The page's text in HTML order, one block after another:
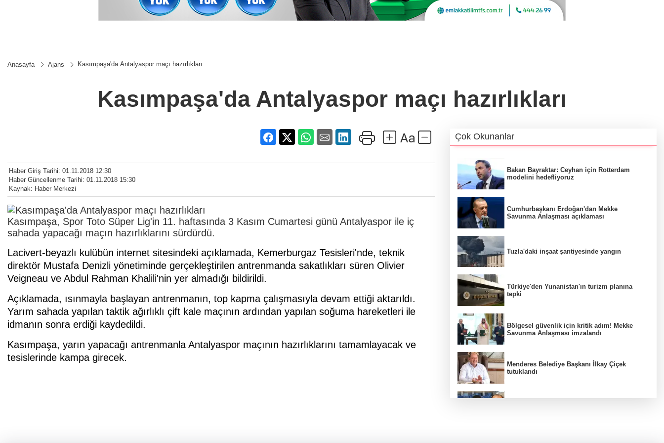
Anasayfa Ajans Kasımpaşa'da Antalyaspor maçı hazırlıkları
Kasımpaşa'da Antalyaspor maçı hazırlıkları
Haber Giriş Tarihi: 01.11.2018 12:30
Haber Güncellenme Tarihi: 01.11.2018 15:30
Kaynak: Haber Merkezi
Kasımpaşa, Spor Toto Süper Lig'in 11. haftasında 3 Kasım Cumartesi günü Antalyaspor ile iç
sahada yapacağı maçın hazırlıklarını sürdürdü.
Lacivert-beyazlı kulübün internet sitesindeki açıklamada, Kemerburgaz Tesisleri'nde, teknik
direktör Mustafa Denizli yönetiminde gerçekleştirilen antrenmanda sakatlıkları süren Olivier
Veigneau ve Abdul Rahman Khalili'nin yer almadığı bildirildi.
Açıklamada, ısınmayla başlayan antrenmanın, top kapma çalışmasıyla devam ettiği aktarıldı.
Yarım sahada yapılan taktik ağırlıklı çift kale maçının ardından yapılan soğuma hareketleri ile
idmanın sonra erdiği kaydedildi.
Kasımpaşa, yarın yapacağı antrenmanla Antalyaspor maçının hazırlıklarını tamamlayacak ve
tesislerinde kampa girecek.
Çok Okunanlar
Bakan Bayraktar: Ceyhan için Rotterdam
modelini hedefliyoruz
Cumhurbaşkanı Erdoğan'dan Mekke
Savunma Anlaşması açıklaması
Tuzla'daki inşaat şantiyesinde yangın
Türkiye'den Yunanistan'ın turizm planına
tepki
Bölgesel güvenlik için kritik adım! Mekke
Savunma Anlaşması imzalandı
Menderes Belediye Başkanı İlkay Çiçek
tutuklandı